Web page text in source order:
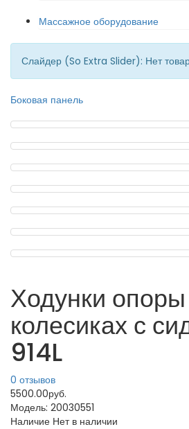
Массажное оборудование
Слайдер (So Extra Slider): Нет
Боковая панель
Ходунки
колесиках с
914L
0 отзывов
5500.00руб.
Модель: 20030551
Наличие Нет в наличии